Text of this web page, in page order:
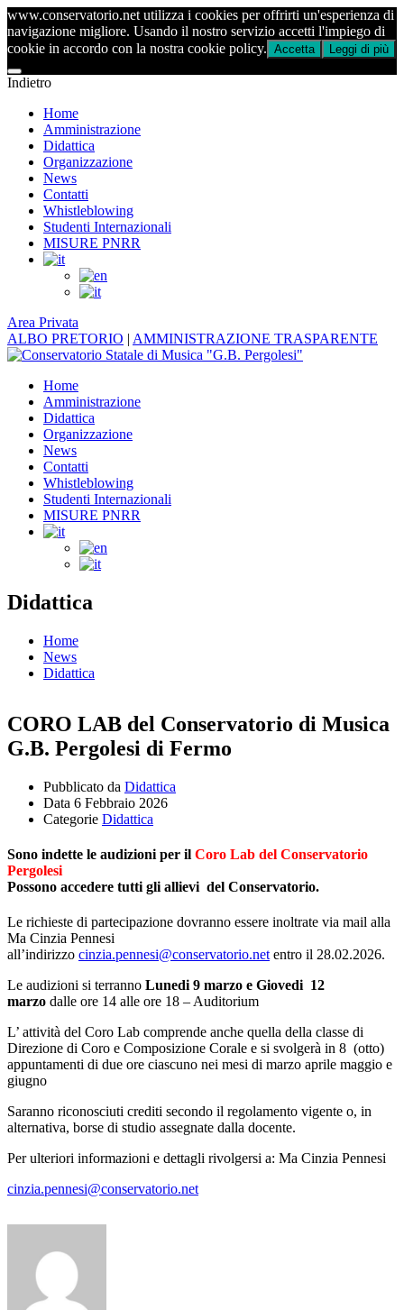
www.conservatorio.net utilizza i cookies per offrirti un'esperienza di
navigazione migliore. Usando il nostro servizio accetti l'impiego di
cookie in accordo con la nostra cookie policy. Accetta Leggi di più
Indietro
Home
Amministrazione
Didattica
Organizzazione
News
Contatti
Whistleblowing
Studenti Internazionali
MISURE PNRR
Area Privata
ALBO PRETORIO | AMMINISTRAZIONE TRASPARENTE
Home
Amministrazione
Didattica
Organizzazione
News
Contatti
Whistleblowing
Studenti Internazionali
MISURE PNRR
Didattica
Home
News
Didattica
CORO LAB del Conservatorio di Musica
G.B. Pergolesi di Fermo
Pubblicato da Didattica
Data 6 Febbraio 2026
Categorie Didattica
Sono indette le audizioni per il Coro Lab del Conservatorio
Pergolesi
Possono accedere tutti gli allievi del Conservatorio.
Le richieste di partecipazione dovranno essere inoltrate via mail alla
Ma Cinzia Pennesi
all’indirizzo cinzia.pennesi@conservatorio.net entro il 28.02.2026.
Le audizioni si terranno Lunedi 9 marzo e Giovedi 12
marzo dalle ore 14 alle ore 18 – Auditorium
L’ attività del Coro Lab comprende anche quella della classe di
Direzione di Coro e Composizione Corale e si svolgerà in 8 (otto)
appuntamenti di due ore ciascuno nei mesi di marzo aprile maggio e
giugno
Saranno riconosciuti crediti secondo il regolamento vigente o, in
alternativa, borse di studio assegnate dalla docente.
Per ulteriori informazioni e dettagli rivolgersi a: Ma Cinzia Pennesi
cinzia.pennesi@conservatorio.net